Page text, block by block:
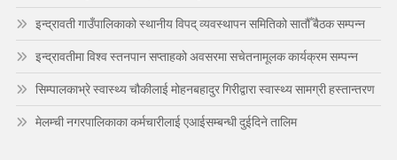
इन्द्रावती गाउँपालिकाको स्थानीय विपद् व्यवस्थापन समितिको सातौँ बैठक सम्पन्न
इन्द्रावतीमा विश्व स्तनपान सप्ताहको अवसरमा सचेतनामूलक कार्यक्रम सम्पन्न
सिम्पालकाभ्रे स्वास्थ्य चौकीलाई मोहनबहादुर गिरीद्वारा स्वास्थ्य सामग्री हस्तान्तरण
मेलम्ची नगरपालिकाका कर्मचारीलाई एआईसम्बन्धी दुईदिने तालिम